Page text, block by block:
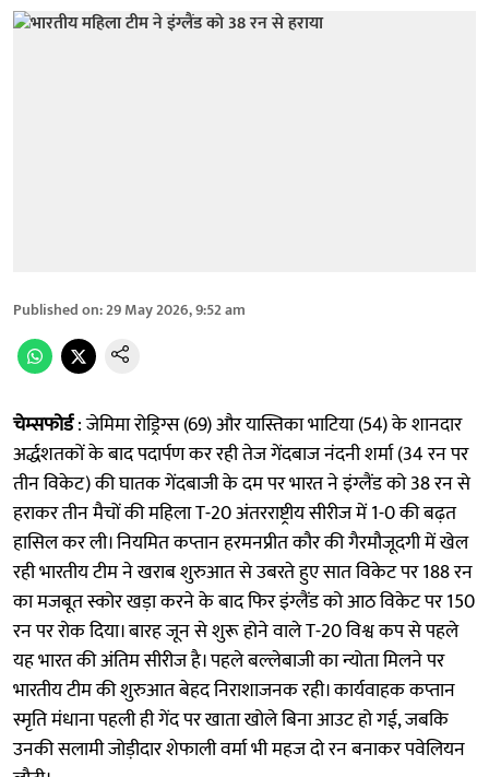
Published on:29 May 2026, 9:52 am
चेम्सफोर्ड: जेमिमा रोड्रिग्स (69) और यास्तिका भाटिया (54) के शानदार
अर्द्धशतकों के बाद पदार्पण कर रही तेज गेंदबाज नंदनी शर्मा (34 रन पर
तीन विकेट) की घातक गेंदबाजी के दम पर भारत ने इंग्लैंड को 38 रन से
हराकर तीन मैचों की महिला T-20 अंतरराष्ट्रीय सीरीज में 1-0 की बढ़त
हासिल कर ली। नियमित कप्तान हरमनप्रीत कौर की गैरमौजूदगी में खेल
रही भारतीय टीम ने खराब शुरुआत से उबरते हुए सात विकेट पर 188 रन
का मजबूत स्कोर खड़ा करने के बाद फिर इंग्लैंड को आठ विकेट पर 150
रन पर रोक दिया। बारह जून से शुरू होने वाले T-20 विश्व कप से पहले
यह भारत की अंतिम सीरीज है। पहले बल्लेबाजी का न्योता मिलने पर
भारतीय टीम की शुरुआत बेहद निराशाजनक रही। कार्यवाहक कप्तान
स्मृति मंधाना पहली ही गेंद पर खाता खोले बिना आउट हो गई, जबकि
उनकी सलामी जोड़ीदार शेफाली वर्मा भी महज दो रन बनाकर पवेलियन